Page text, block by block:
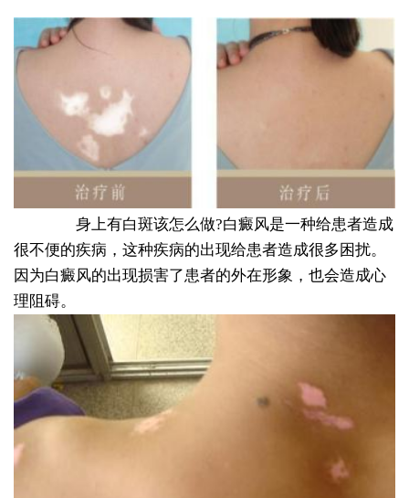
身上有白斑该怎么做?白癜风是一种给患者造成
很不便的疾病，这种疾病的出现给患者造成很多困扰。
因为白癜风的出现损害了患者的外在形象，也会造成心
理阻碍。